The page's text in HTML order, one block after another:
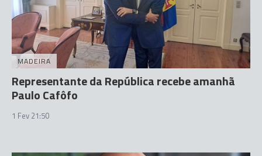
MADEIRA
Representante da República recebe amanhã
Paulo Cafôfo
1 Fev 21:50